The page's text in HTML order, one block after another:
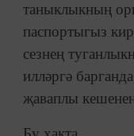
таныклыкның
паспортыгыз
сезнең
илләргә
җаваплы